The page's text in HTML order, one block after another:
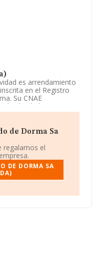
es arrendamiento
en el Registro
Su CNAE
de bienes
sociedad no tiene
al número de
y atendiendo a los
número ha estado
la empresa a través
de Dorma Sa
regalamos el
DE DORMA SA